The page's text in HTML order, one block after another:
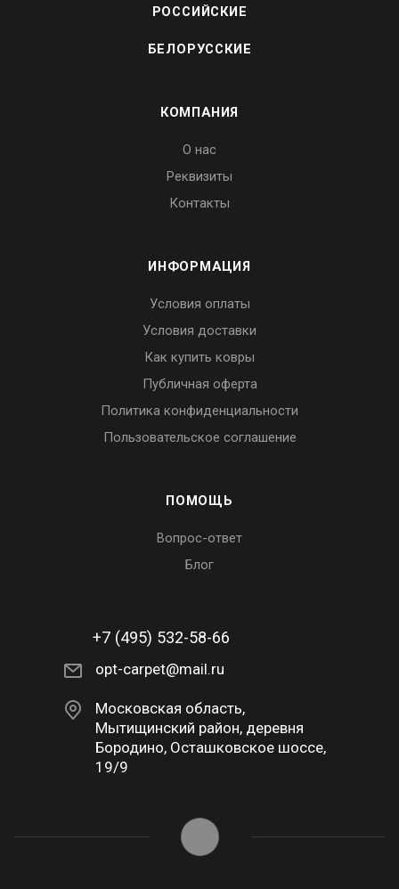
РОССИЙСКИЕ
БЕЛОРУССКИЕ
КОМПАНИЯ
О нас
Реквизиты
Контакты
ИНФОРМАЦИЯ
Условия оплаты
Условия доставки
Как купить ковры
Публичная оферта
Политика конфиденциальности
Пользовательское соглашение
ПОМОЩЬ
Вопрос-ответ
Блог
+7 (495) 532-58-66
opt-carpet@mail.ru
Московская область,
Мытищинский район, деревня
Бородино, Осташковское шоссе,
19/9